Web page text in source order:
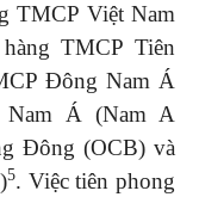
TMCP Việt Nam
TMCP Tiên
Đông Nam Á
Nam Á (Nam A
Đông (OCB) và
5. Việc tiên phong